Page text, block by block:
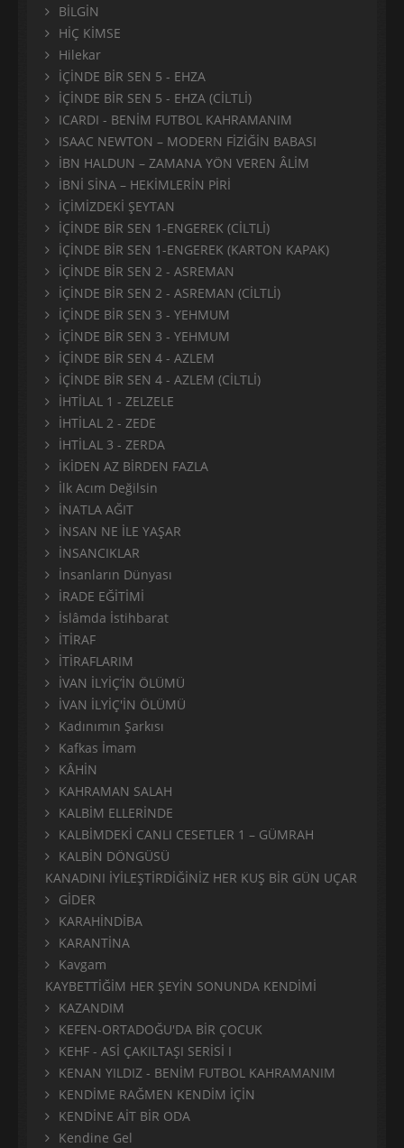
BİLGİN
HİÇ KİMSE
Hilekar
İÇİNDE BİR SEN 5 - EHZA
İÇİNDE BİR SEN 5 - EHZA (CİLTLİ)
ICARDI - BENİM FUTBOL KAHRAMANIM
ISAAC NEWTON – MODERN FİZİĞİN BABASI
İBN HALDUN – ZAMANA YÖN VEREN ÂLİM
İBNİ SİNA – HEKİMLERİN PİRİ
İÇİMİZDEKİ ŞEYTAN
İÇİNDE BİR SEN 1-ENGEREK (CİLTLİ)
İÇİNDE BİR SEN 1-ENGEREK (KARTON KAPAK)
İÇİNDE BİR SEN 2 - ASREMAN
İÇİNDE BİR SEN 2 - ASREMAN (CİLTLİ)
İÇİNDE BİR SEN 3 - YEHMUM
İÇİNDE BİR SEN 3 - YEHMUM
İÇİNDE BİR SEN 4 - AZLEM
İÇİNDE BİR SEN 4 - AZLEM (CİLTLİ)
İHTİLAL 1 - ZELZELE
İHTİLAL 2 - ZEDE
İHTİLAL 3 - ZERDA
İKİDEN AZ BİRDEN FAZLA
İlk Acım Değilsin
İNATLA AĞIT
İNSAN NE İLE YAŞAR
İNSANCIKLAR
İnsanların Dünyası
İRADE EĞİTİMİ
İslâmda İstihbarat
İTİRAF
İTİRAFLARIM
İVAN İLYİÇ’İN ÖLÜMÜ
İVAN İLYİÇ'İN ÖLÜMÜ
Kadınımın Şarkısı
Kafkas İmam
KÂHİN
KAHRAMAN SALAH
KALBİM ELLERİNDE
KALBİMDEKİ CANLI CESETLER 1 – GÜMRAH
KALBİN DÖNGÜSÜ
KANADINI İYİLEŞTİRDİĞİNİZ HER KUŞ BİR GÜN UÇAR
GİDER
KARAHİNDİBA
KARANTİNA
Kavgam
KAYBETTİĞİM HER ŞEYİN SONUNDA KENDİMİ
KAZANDIM
KEFEN-ORTADOĞU'DA BİR ÇOCUK
KEHF - ASİ ÇAKILTAŞI SERİSİ I
KENAN YILDIZ - BENİM FUTBOL KAHRAMANIM
KENDİME RAĞMEN KENDİM İÇİN
KENDİNE AİT BİR ODA
Kendine Gel